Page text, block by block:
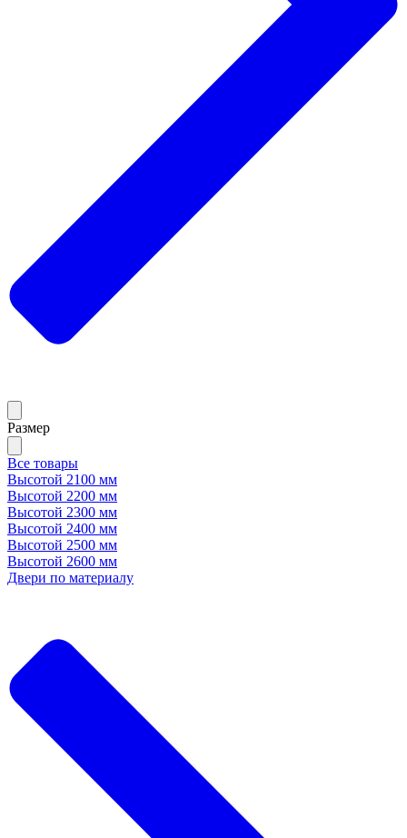
Размер
Все товары
Высотой 2100 мм
Высотой 2200 мм
Высотой 2300 мм
Высотой 2400 мм
Высотой 2500 мм
Высотой 2600 мм
Двери по материалу